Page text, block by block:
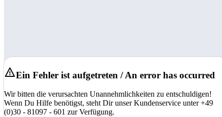
Ein Fehler ist aufgetreten / An error has occurred
Wir bitten die verursachten Unannehmlichkeiten zu entschuldigen!
Wenn Du Hilfe benötigst, steht Dir unser Kundenservice unter +49
(0)30 - 81097 - 601 zur Verfügung.